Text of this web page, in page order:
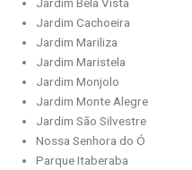
Jardim Cachoeira
Jardim Mariliza
Jardim Maristela
Jardim Monjolo
Jardim Monte Alegre
Jardim São Silvestre
Nossa Senhora do Ó
Parque Itaberaba